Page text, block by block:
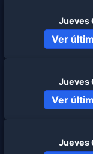
Jueves
Ver
Jueves
Ver
Jueves